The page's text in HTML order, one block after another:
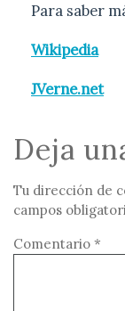
Para saber
Wikipedia
JVerne.net
Deja
Tu dirección de
campos
Comentario *